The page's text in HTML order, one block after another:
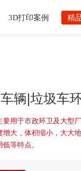
3D打印案例 精
辆|垃圾车
要用于市政环卫及大型
增大，体积缩小，大大
等特点。